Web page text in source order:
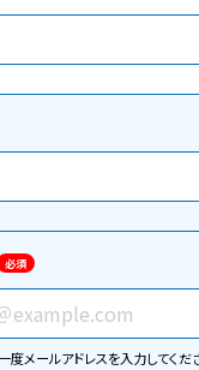
必須
度メールアドレスを入力してくだ